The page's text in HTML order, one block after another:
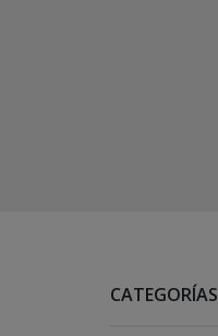
CATEGORÍAS